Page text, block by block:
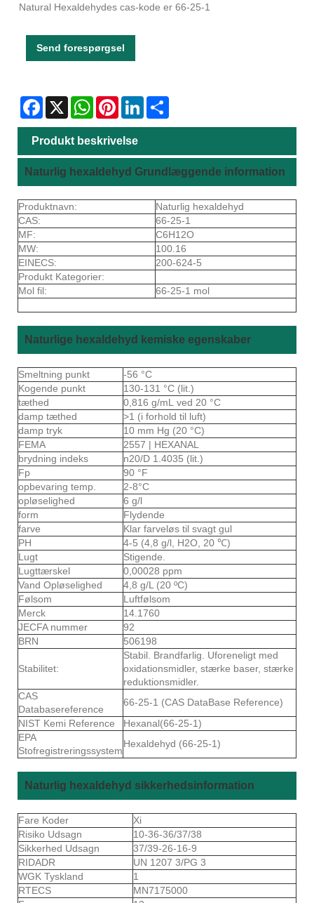
Natural Hexaldehydes cas-kode er 66-25-1
Send forespørgsel
Facebook
X WhatsAppPinterestLinkedIn
Produkt beskrivelse
Naturlig hexaldehyd Grundlæggende information
Produktnavn:
Naturlig hexaldehyd
CAS:
66-25-1
MF:
C6H12O
MW:
100.16
EINECS:
200-624-5
Produkt Kategorier:
Mol fil:
66-25-1 mol
Naturlige hexaldehyd kemiske egenskaber
Smeltning punkt
-56 °C
Kogende punkt
130-131 °C (lit.)
tæthed
0,816 g/mL ved 20 °C
damp tæthed
>1 (i forhold til luft)
damp tryk
10 mm Hg (20 °C)
FEMA
2557 | HEXANAL
brydning indeks
n20/D 1.4035 (lit.)
Fp
90 °F
opbevaring temp.
2-8°C
opløselighed
6 g/l
form
Flydende
farve
Klar farveløs til svagt gul
PH
4-5 (4,8 g/l, H2O, 20 ℃)
Lugt
Stigende.
Lugttærskel
0,00028 ppm
Vand Opløselighed
4,8 g/L (20 ºC)
Følsom
Luftfølsom
Merck
14.1760
JECFA nummer
92
BRN
506198
Stabilitet:
Stabil. Brandfarlig. Uforeneligt med
oxidationsmidler, stærke baser, stærke
reduktionsmidler.
CAS
Databasereference
66-25-1 (CAS DataBase Reference)
NIST Kemi Reference
Hexanal(66-25-1)
EPA
Stofregistreringssystem
Hexaldehyd (66-25-1)
Naturlig hexaldehyd sikkerhedsinformation
Fare Koder
Xi
Risiko Udsagn
10-36-36/37/38
Sikkerhed Udsagn
37/39-26-16-9
RIDADR
UN 1207 3/PG 3
WGK Tyskland
1
RTECS
MN7175000